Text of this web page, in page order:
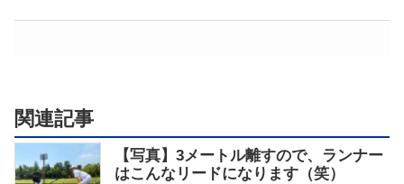
関連記事
【写真】3メートル離すので、ランナー
はこんなリードになります（笑）